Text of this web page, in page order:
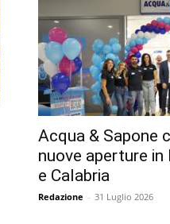
Acqua & Sapone
nuove aperture in
e Calabria
Redazione - 31 Luglio 2026